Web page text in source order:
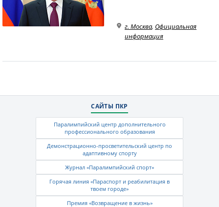
г. Москва, Официальная
информация
САЙТЫ ПКР
Паралимпийский центр дополнительного
профессионального образования
Демонстрационно-просветительский центр по
адаптивному спорту
Журнал «Паралимпийский спорт»
Горячая линия «Параспорт и реабилитация в
твоем городе»
Премия «Возвращение в жизнь»